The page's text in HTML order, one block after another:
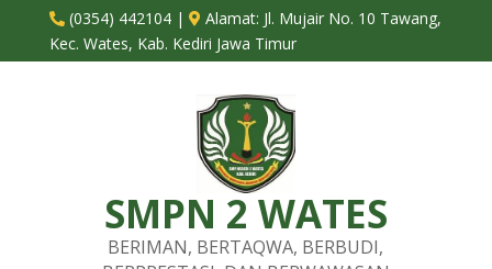
 (0354) 442104|  Alamat: Jl. Mujair No. 10 Tawang,
Kec. Wates, Kab. Kediri Jawa Timur
SMPN 2 WATES
BERIMAN, BERTAQWA, BERBUDI,